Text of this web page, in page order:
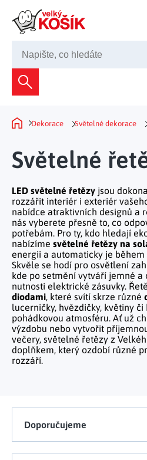
245 008 200
Dekorace
Bytové dekorace
Květiny a věnce
Světelné dekorace
Fontány a kašny
Velikonoční dekorace
Dekorace na hrob
Figurky a sošky
Vánoční dekorace
Domácnost
Bytový textil
Domácí elektro
Předsíň a chodba
Koupelna a záchod
Ložnice a šatna
Úklidové prostředky
Organizace domácnosti
Kancelář a komunikace
Kuchyně
Prostírání a stolování
Příprava nápojů
Grilování a smažení
Uchovávání potravin
Mytí nádobí a úklid
Kuchyňské police
Pečení a vaření
Koupelnový nábytek
Nábytek do předsíně
Nábytek do ložnice
Kancelářský nábytek
Kuchyňský nábytek
Dětský nábytek
Doplňky
Nábytek do obýváku
Zahrada
Zahradní doplňky
Zahradní nábytek
Práce na zahradě
Plašiče škůdců
Dílna a nářadí
Venkovní osvětlení
Volný čas
Auto příslušenství
Cestování
Outdoor
Chovatelské potřeby
Kreativní tvoření
Tělo a zdraví
Kosmetika
Fitness a sport
Masáže a relax
Osobní hygiena
Inspirace
Tipy na dárky
Kempování
Užijte si léto naplno
Dekorace Světelné dekorace
Světelné
LED světelné řetězy jsou
rozzářit interiér i exteriér
nabídce atraktivních designů a
nás vyberete přesně to, co
potřebám. Pro ty, kdo hledají
nabízíme světelné řetězy na
energii a automaticky je
Skvěle se hodí pro osvětlení
kde po setmění vytváří jemné
nutnosti elektrické zásuvky.
diodami, které svítí skrze různé
lucerničky, hvězdičky, květiny
pohádkovou atmosféru. Ať už
výzdobu nebo vytvořit
večery, světelné řetězy z
doplňkem, který ozdobí různé
rozzáří.
Doporučujeme